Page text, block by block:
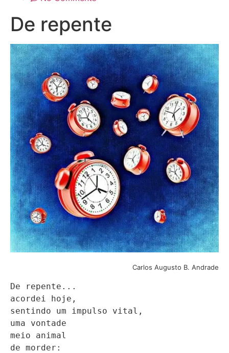
De repente
Carlos Augusto B. Andrade
De repente...
acordei hoje,
sentindo um impulso vital,
uma vontade
meio animal
de morder: